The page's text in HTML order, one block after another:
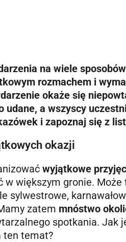
na wiele
rozmachem i
okaże się
udane, a wszyscy
i zapoznaj się z
okazji
wyjątkowe
większym gronie.
sylwestrowe,
zatem mnóstwo
spotkania. Jak
ten temat?